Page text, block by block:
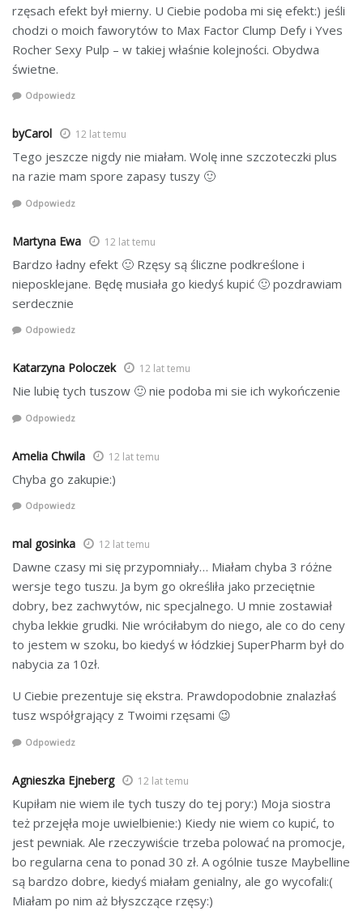
rzęsach efekt był mierny. U Ciebie podoba mi się efekt:) jeśli
chodzi o moich faworytów to Max Factor Clump Defy i Yves
Rocher Sexy Pulp – w takiej właśnie kolejności. Obydwa
świetne.
Odpowiedz
byCarol 12 lat temu
Tego jeszcze nigdy nie miałam. Wolę inne szczoteczki plus
na razie mam spore zapasy tuszy 🙂
Odpowiedz
Martyna Ewa 12 lat temu
Bardzo ładny efekt 🙂 Rzęsy są śliczne podkreślone i
nieposklejane. Będę musiała go kiedyś kupić 🙂 pozdrawiam
serdecznie
Odpowiedz
Katarzyna Poloczek 12 lat temu
Nie lubię tych tuszow 🙂 nie podoba mi sie ich wykończenie
Odpowiedz
Amelia Chwila 12 lat temu
Chyba go zakupie:)
Odpowiedz
mal gosinka 12 lat temu
Dawne czasy mi się przypomniały… Miałam chyba 3 różne
wersje tego tuszu. Ja bym go określiła jako przeciętnie
dobry, bez zachwytów, nic specjalnego. U mnie zostawiał
chyba lekkie grudki. Nie wróciłabym do niego, ale co do ceny
to jestem w szoku, bo kiedyś w łódzkiej SuperPharm był do
nabycia za 10zł.
U Ciebie prezentuje się ekstra. Prawdopodobnie znalazłaś
tusz współgrający z Twoimi rzęsami 😉
Odpowiedz
Agnieszka Ejneberg 12 lat temu
Kupiłam nie wiem ile tych tuszy do tej pory:) Moja siostra
też przejęła moje uwielbienie:) Kiedy nie wiem co kupić, to
jest pewniak. Ale rzeczywiście trzeba polować na promocje,
bo regularna cena to ponad 30 zł. A ogólnie tusze Maybelline
są bardzo dobre, kiedyś miałam genialny, ale go wycofali:(
Miałam po nim aż błyszczące rzęsy:)